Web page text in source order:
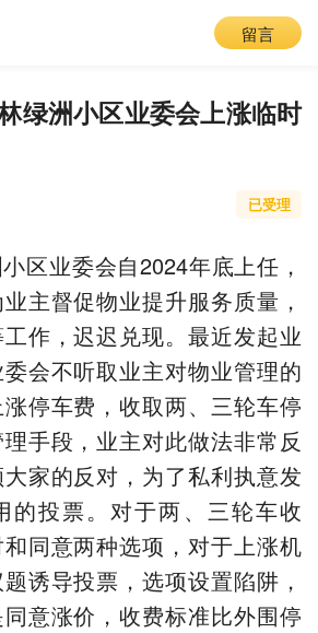
留言
绿洲小区业委会上涨临时
已受理
区业委会自2024年底上任，
主督促物业提升服务质量，
作，迟迟兑现。最近发起业
会不听取业主对物业管理的
停车费，收取两、三轮车停
手段，业主对此做法非常反
家的反对，为了私利执意发
的投票。对于两、三轮车收
同意两种选项，对于上涨机
诱导投票，选项设置陷阱，
意涨价，收费标准比外围停